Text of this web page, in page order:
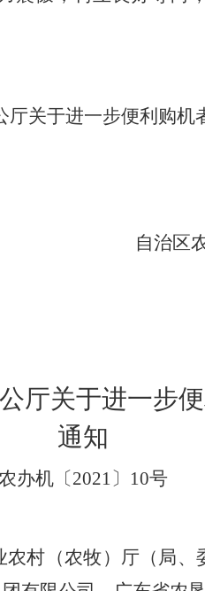
厅关于进一步便利购机
自治区
厅关于进一步
通知
办机 〔2021〕 10号
农村 （农牧） 厅 （ 局、